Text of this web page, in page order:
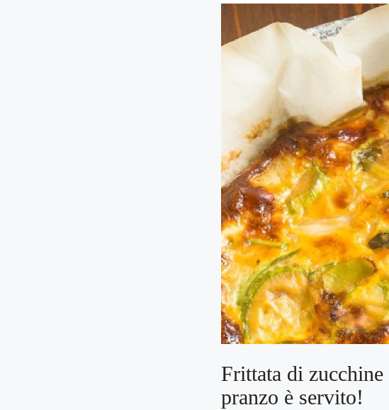
Frittata di
pranzo è servito!